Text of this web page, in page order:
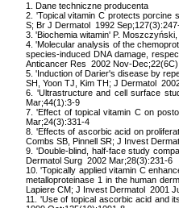
1. Dane techniczne producenta
2. 'Topical vitamin C protects porcine
S; Br J Dermatol 1992
3. 'Biochemia witamin' P.
4. 'Molecular analysis of the
species-induced DNA damage,
Anticancer Res 2002 Nov-
5. 'Induction of Darier's disease by
SH, Yoon TJ, Kim TH; J Dermatol
6. 'Ultrastructure and cell surface
Mar;44(1):3-9
7. 'Effect of topical vitamin C on
Mar;24(3):331-4
8. 'Effects of ascorbic acid on
Combs SB, Pinnell SR; J Invest
9. 'Double-blind, half-face study
Dermatol Surg 2002 Mar;28(3):231-6
10. 'Topically applied vitamin C
metalloproteinase 1 in the human
Lapiere CM; J Invest Dermatol 2001
11. 'Use of topical ascorbic acid and